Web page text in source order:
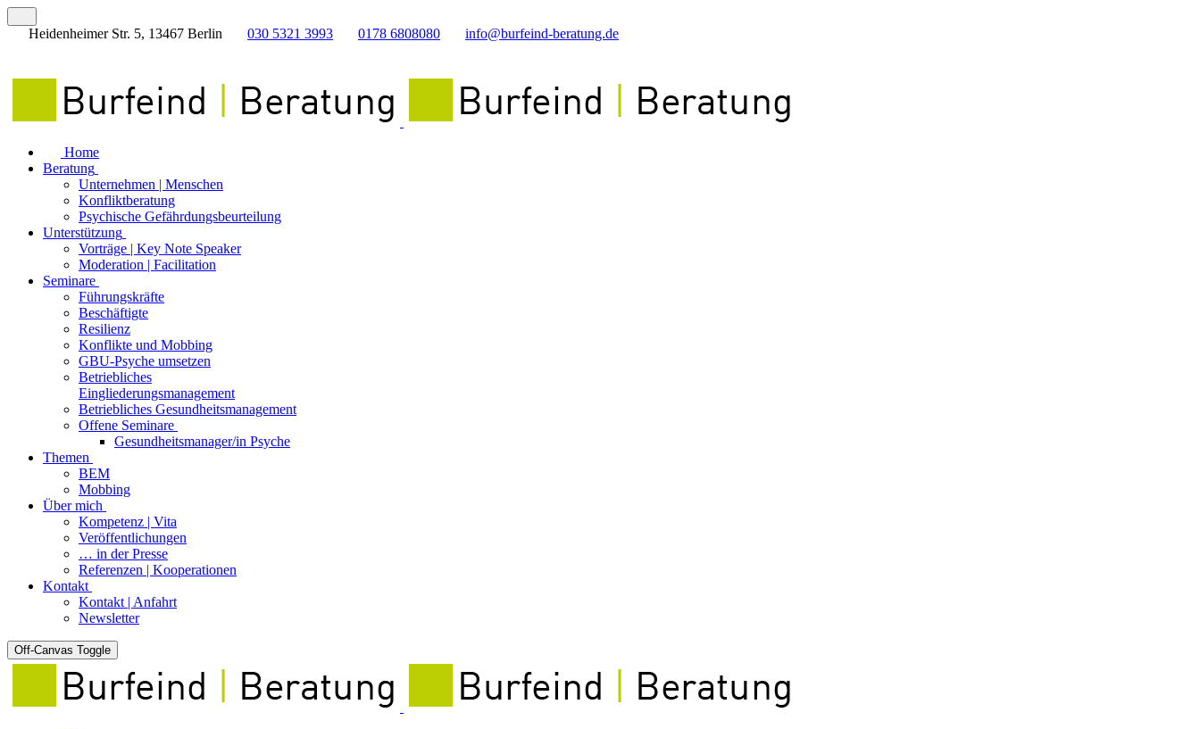
Heidenheimer Str. 5, 13467 Berlin 030 5321 3993 0178 6808080 info@burfeind-beratung.de
Home
Beratung
Unternehmen | Menschen
Konfliktberatung
Psychische Gefährdungsbeurteilung
Unterstützung
Vorträge | Key Note Speaker
Moderation | Facilitation
Seminare
Führungskräfte
Beschäftigte
Resilienz
Konflikte und Mobbing
GBU-Psyche umsetzen
Betriebliches
Eingliederungsmanagement
Betriebliches Gesundheitsmanagement
Offene Seminare
Gesundheitsmanager/in Psyche
Themen
BEM
Mobbing
Über mich
Kompetenz | Vita
Veröffentlichungen
… in der Presse
Referenzen | Kooperationen
Kontakt
Kontakt | Anfahrt
Newsletter
Off-Canvas Toggle